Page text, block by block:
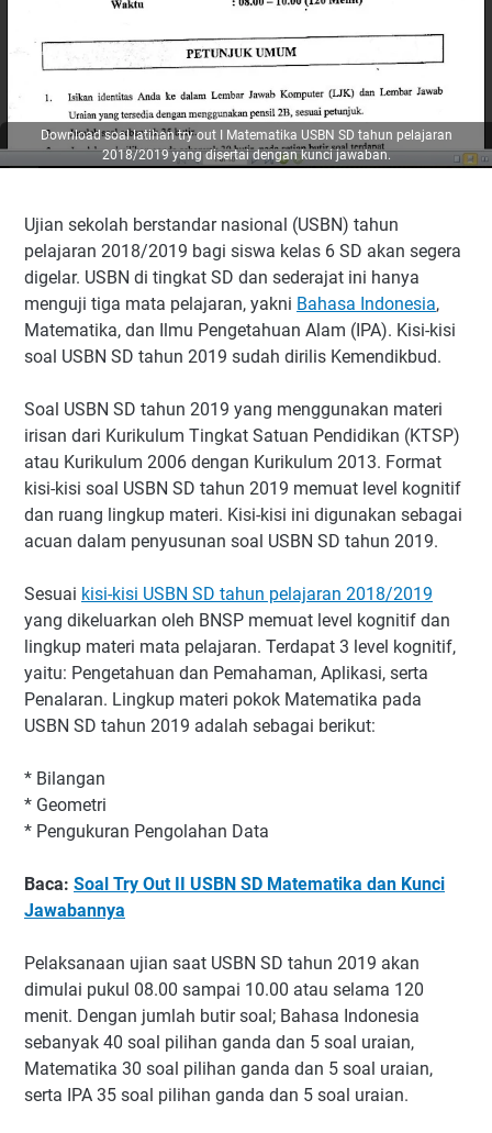
Download soal latihan try out I Matematika USBN SD tahun pelajaran
2018/2019 yang disertai dengan kunci jawaban.
Ujian sekolah berstandar nasional (USBN) tahun
pelajaran 2018/2019 bagi siswa kelas 6 SD akan segera
digelar. USBN di tingkat SD dan sederajat ini hanya
menguji tiga mata pelajaran, yakni Bahasa Indonesia,
Matematika, dan Ilmu Pengetahuan Alam (IPA). Kisi-kisi
soal USBN SD tahun 2019 sudah dirilis Kemendikbud.
Soal USBN SD tahun 2019 yang menggunakan materi
irisan dari Kurikulum Tingkat Satuan Pendidikan (KTSP)
atau Kurikulum 2006 dengan Kurikulum 2013. Format
kisi-kisi soal USBN SD tahun 2019 memuat level kognitif
dan ruang lingkup materi. Kisi-kisi ini digunakan sebagai
acuan dalam penyusunan soal USBN SD tahun 2019.
Sesuai kisi-kisi USBN SD tahun pelajaran 2018/2019
yang dikeluarkan oleh BNSP memuat level kognitif dan
lingkup materi mata pelajaran. Terdapat 3 level kognitif,
yaitu: Pengetahuan dan Pemahaman, Aplikasi, serta
Penalaran. Lingkup materi pokok Matematika pada
USBN SD tahun 2019 adalah sebagai berikut:
* Bilangan
* Geometri
* Pengukuran Pengolahan Data
Baca: Soal Try Out II USBN SD Matematika dan Kunci
Jawabannya
Pelaksanaan ujian saat USBN SD tahun 2019 akan
dimulai pukul 08.00 sampai 10.00 atau selama 120
menit. Dengan jumlah butir soal; Bahasa Indonesia
sebanyak 40 soal pilihan ganda dan 5 soal uraian,
Matematika 30 soal pilihan ganda dan 5 soal uraian,
serta IPA 35 soal pilihan ganda dan 5 soal uraian.